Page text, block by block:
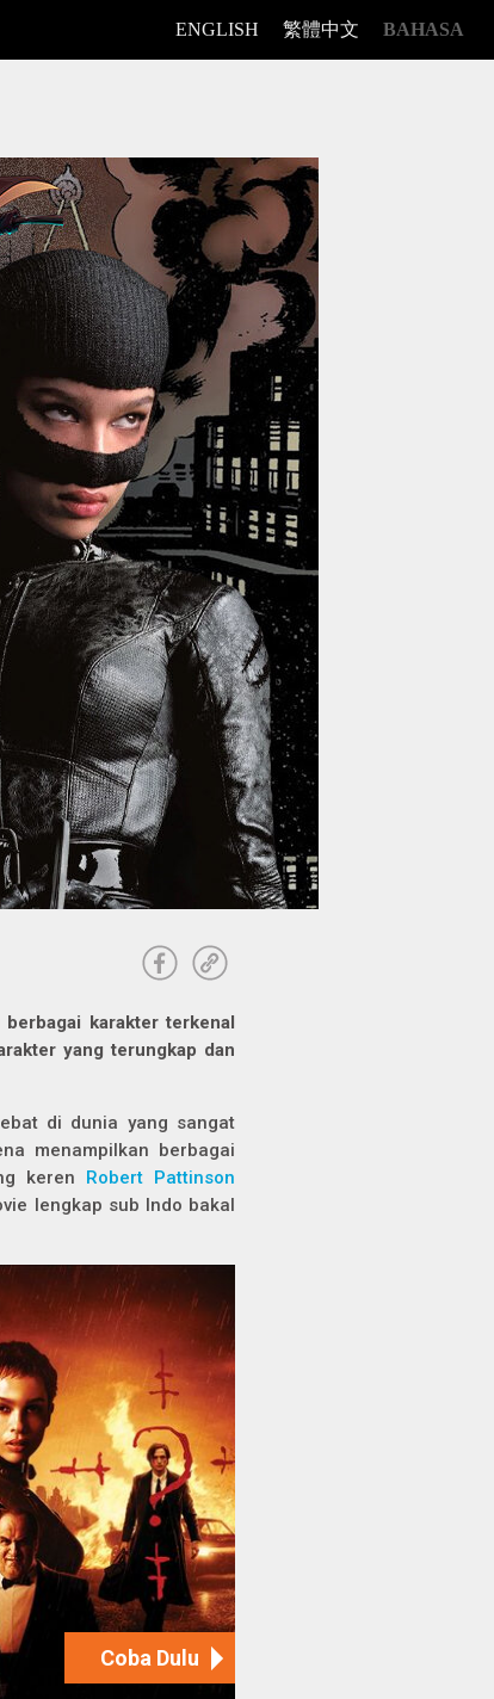
ENGLISH 繁體中文 BAHASA
karakter terkenal
yang terungkap dan
di dunia yang sangat
menampilkan berbagai
keren Robert Pattinson
lengkap sub Indo bakal